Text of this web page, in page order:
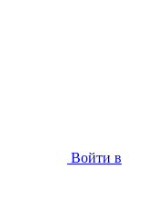
Войти в